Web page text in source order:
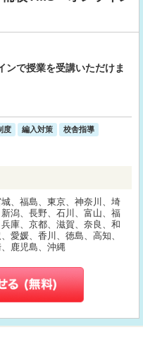
ンで授業を受講いただけま
度 編入対策
校舎指導
、福島、東京、神奈川、埼
潟、長野、石川、富山、福
庫、京都、滋賀、奈良、和
愛媛、香川、徳島、高知、
鹿児島、沖縄